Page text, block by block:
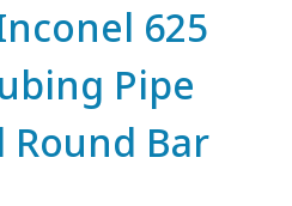
625
Pipe
Bar